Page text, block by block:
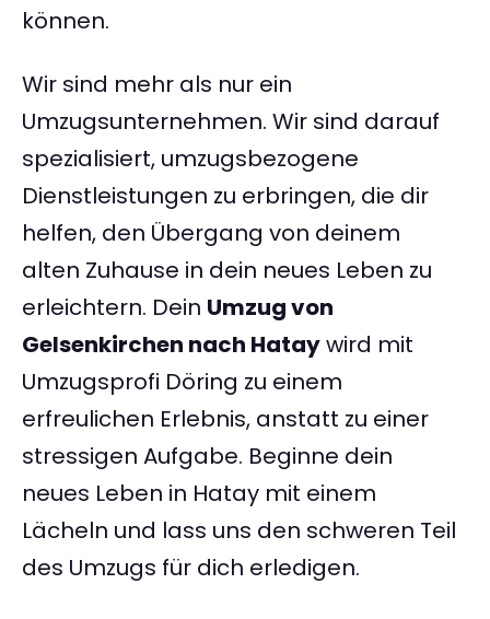
können.
Wir sind mehr als nur ein
Umzugsunternehmen. Wir sind darauf
spezialisiert, umzugsbezogene
Dienstleistungen zu erbringen, die dir
helfen, den Übergang von deinem
alten Zuhause in dein neues Leben zu
erleichtern. Dein Umzug von
Gelsenkirchen nach Hataywird mit
Umzugsprofi Döring zu einem
erfreulichen Erlebnis, anstatt zu einer
stressigen Aufgabe. Beginne dein
neues Leben in Hatay mit einem
Lächeln und lass uns den schweren Teil
des Umzugs für dich erledigen.